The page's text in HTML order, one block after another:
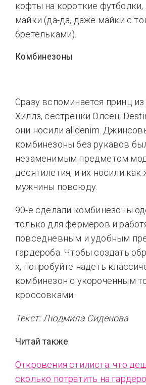
кофты на короткие футболки,
майки (да-да, даже майки с
бретельками).
Комбинезоны
Сразу вспоминается принц
Хиллз, сестренки Олсен,
они носили alldenim.
комбинезоны без рукавов
незаменимым предметом
десятилетия, и их носили
мужчины повсюду.
90-е сделали комбинезоны
только для фермеров и
повседневным и удобным
гардероба. Чтобы создать
х, попробуйте надеть
комбинезон с укороченным
кроссовками.
Текст: Людмила Сиденова
Читай также
Откровения стилиста: что
сколько потратить на